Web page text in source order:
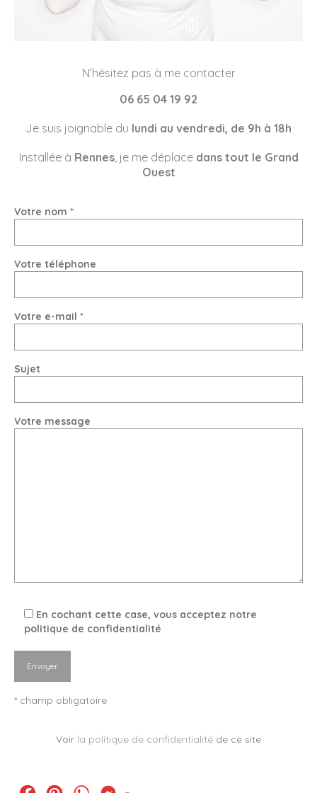
N’hésitez pas à me contacter
06 65 04 19 92
Je suis joignable du lundi au vendredi, de 9h à 18h
Installée à Rennes, je me déplace dans tout le Grand
Ouest
Votre nom *
Votre téléphone
Votre e-mail *
Sujet
Votre message
En cochant cette case, vous acceptez notre
politique de confidentialité
* champ obligatoire
Voir la politique de confidentialité de ce site